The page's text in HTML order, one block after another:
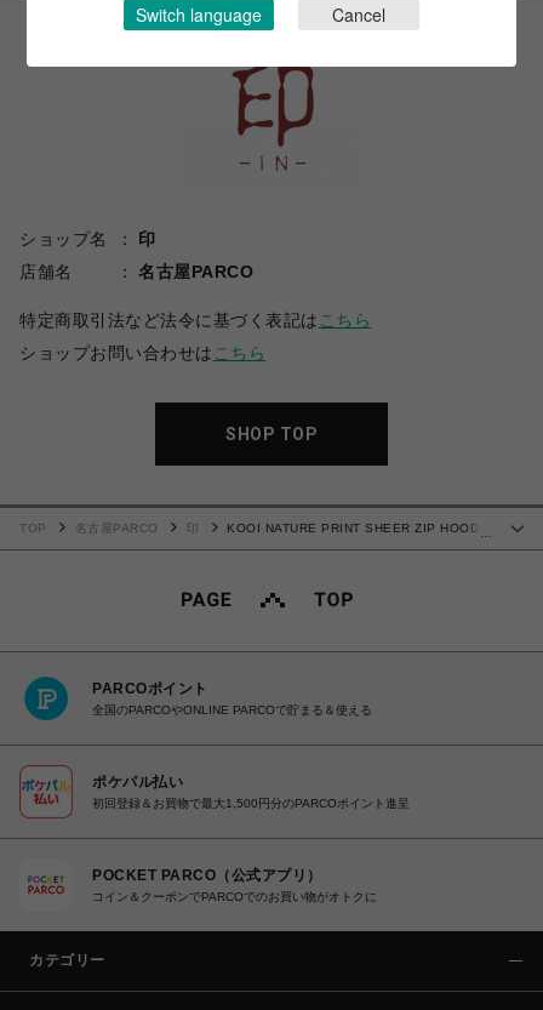
ショップ名
印
店舗名
名古屋PARCO
特定商取引法など法令に基づく表記は こちら
ショップお問い合わせは こちら
SHOP TOP
…
TOP 名古屋PARCO 印
KOOI NATURE PRINT SHEER ZIP HOODIE
PARCOポイント
全国のPARCOやONLINE PARCOで貯まる＆使える
ポケパル払い
初回登録＆お買物で最大1,500円分のPARCOポイント進呈
POCKET PARCO（公式アプリ）
コイン＆クーポンでPARCOでのお買い物がオトクに
カテゴリー
Switch language Cancel